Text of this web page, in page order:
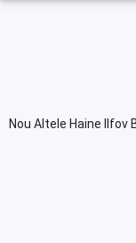
Nou Altele Haine Ilfov